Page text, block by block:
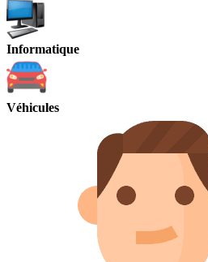
Informatique
Véhicules